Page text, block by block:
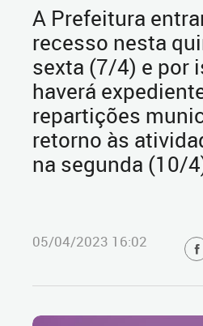
A Prefeitura
recesso nesta
sexta (7/4) e por
haverá
repartições
retorno às
na segunda (10/
05/04/2023 16:02